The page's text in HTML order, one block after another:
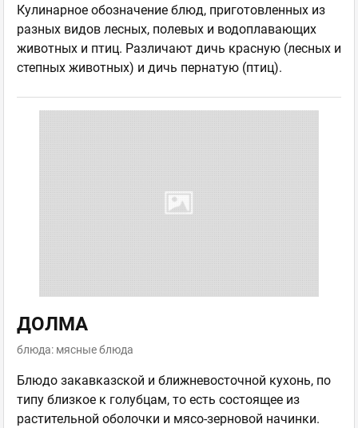
Кулинарное обозначение блюд, приготовленных из
разных видов лесных, полевых и водоплавающих
животных и птиц. Различают дичь красную (лесных и
степных животных) и дичь пернатую (птиц).
ДОЛМА
блюда: мясные блюда
Блюдо закавказской и ближневосточной кухонь, по
типу близкое к голубцам, то есть состоящее из
растительной оболочки и мясо-зерновой начинки.